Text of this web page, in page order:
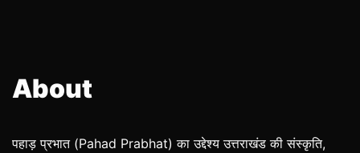
About
पहाड़ प्रभात (Pahad Prabhat) का उद्देश्य उत्तराखंड की संस्कृति,